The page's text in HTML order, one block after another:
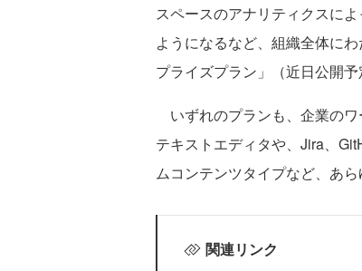
スペースのアナリティクスに
ようになるなど、組織全体に
プライズプラン」（近日公開予
いずれのプランも、企業の
テキストエディタや、Jira、
ムコンテンツタイプなど、あ
関連リンク